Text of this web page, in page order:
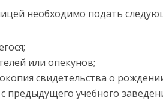
необходимо подать
или опекунов;
свидетельства о
предыдущего учебного